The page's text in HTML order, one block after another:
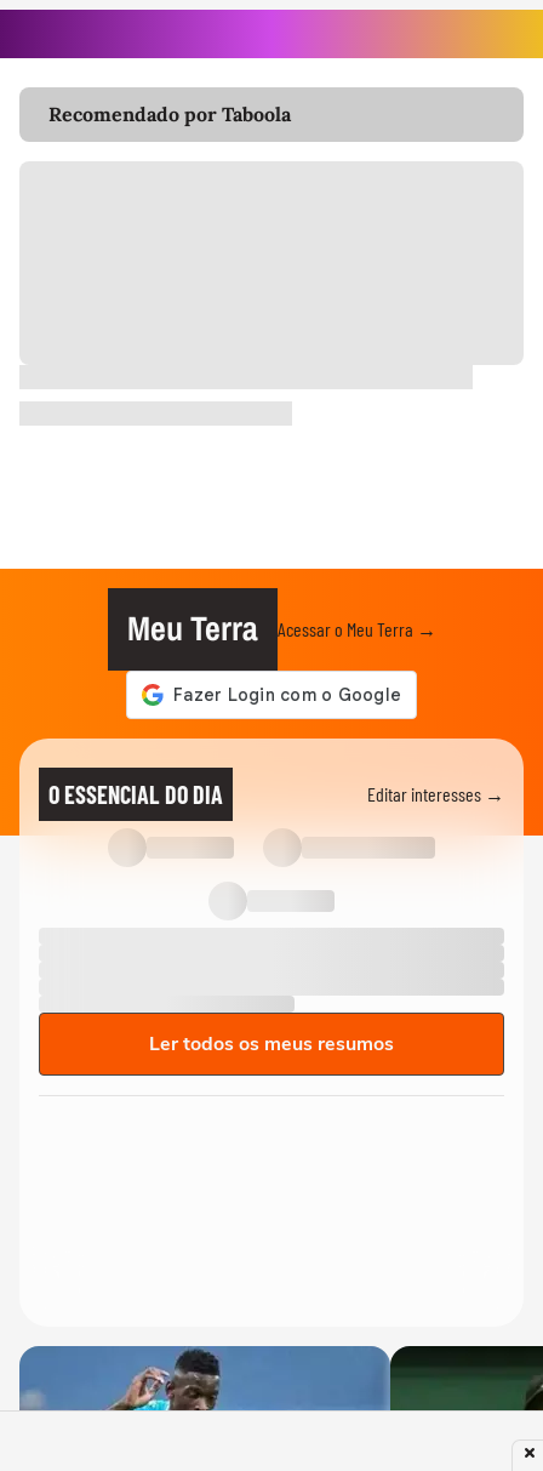
Recomendado por Taboola
Meu Terra Acessar o Meu Terra →
O ESSENCIAL DO DIA Editar interesses →
Ler todos os meus resumos